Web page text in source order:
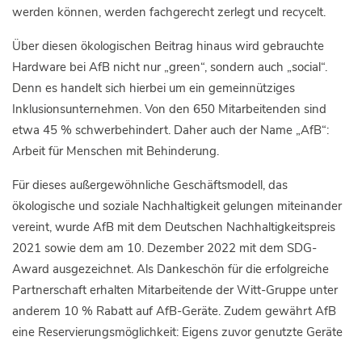
werden können, werden fachgerecht zerlegt und recycelt.
Über diesen ökologischen Beitrag hinaus wird gebrauchte
Hardware bei AfB nicht nur „green“, sondern auch „social“.
Denn es handelt sich hierbei um ein gemeinnütziges
Inklusionsunternehmen. Von den 650 Mitarbeitenden sind
etwa 45 % schwerbehindert. Daher auch der Name „AfB“:
Arbeit für Menschen mit Behinderung.
Für dieses außergewöhnliche Geschäftsmodell, das
ökologische und soziale Nachhaltigkeit gelungen miteinander
vereint, wurde AfB mit dem Deutschen Nachhaltigkeitspreis
2021 sowie dem am 10. Dezember 2022 mit dem SDG-
Award ausgezeichnet. Als Dankeschön für die erfolgreiche
Partnerschaft erhalten Mitarbeitende der Witt-Gruppe unter
anderem 10 % Rabatt auf AfB-Geräte. Zudem gewährt AfB
eine Reservierungsmöglichkeit: Eigens zuvor genutzte Geräte